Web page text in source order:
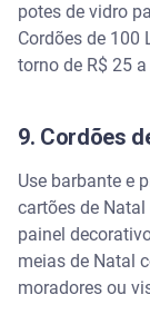
potes de vidro
Cordões de 100
torno de R$ 25
9. Cordões
Use barbante e
cartões de
painel
meias de Natal
moradores ou